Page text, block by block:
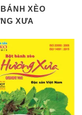
BÁNH XÈO
XƯA